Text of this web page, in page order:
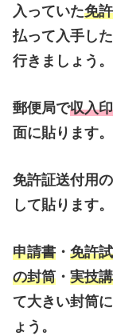
入っていた免
払って入手した
行きましょう。
郵便局で収入
面に貼ります。
免許証送付用
して貼ります。
申請書 ・ 免許
の封筒 ・ 実技
て大きい封筒に
ょう。